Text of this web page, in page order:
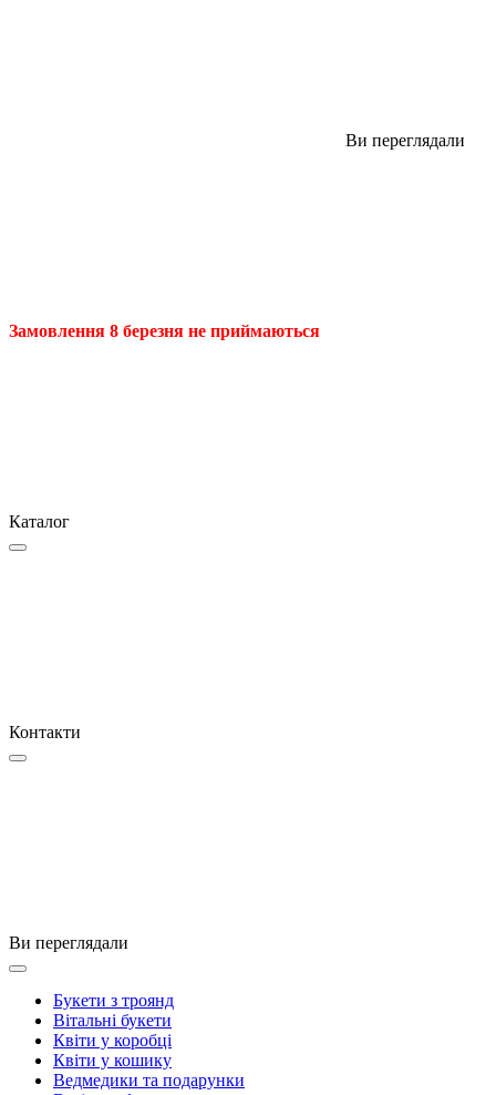
Ви переглядали
Замовлення 8 березня не приймаються
Каталог
Контакти
Ви переглядали
Букети з троянд
Вітальні букети
Квіти у коробці
Квіти у кошику
Ведмедики та подарунки